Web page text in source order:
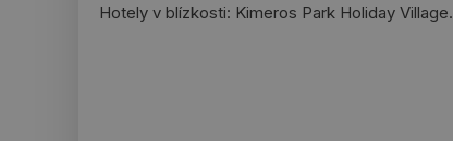
Hotely v blízkosti: Kimeros Park Holiday Village.